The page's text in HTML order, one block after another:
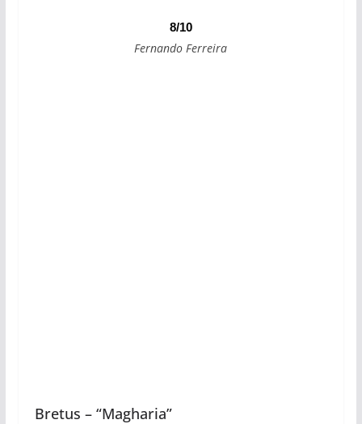
8/10
Fernando Ferreira
Bretus – “Magharia”